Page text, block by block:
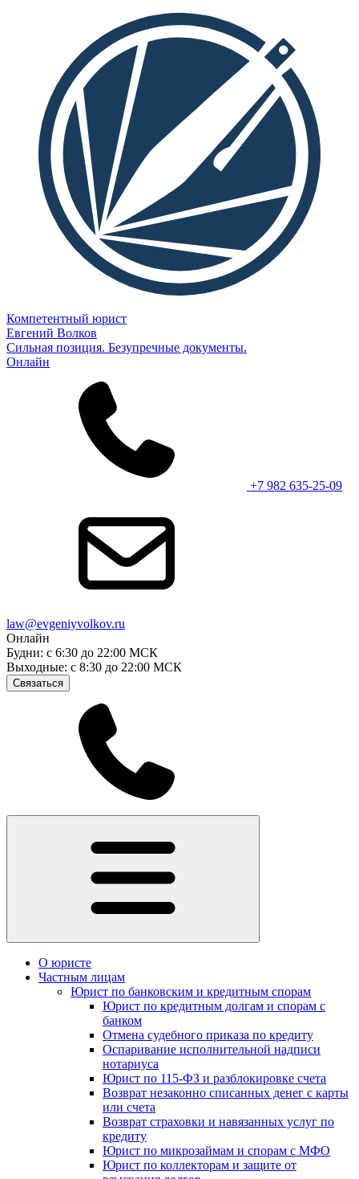
Компетентный юрист
Евгений Волков
Сильная позиция. Безупречные документы.
Онлайн
+7 982 635-25-09
law@evgeniyvolkov.ru
Онлайн
Будни: с 6:30 до 22:00 МСК
Выходные: с 8:30 до 22:00 МСК
Связаться
О юристе
Частным лицам
Юрист по банковским и кредитным спорам
Юрист по кредитным долгам и спорам с
банком
Отмена судебного приказа по кредиту
Оспаривание исполнительной надписи
нотариуса
Юрист по 115-ФЗ и разблокировке счета
Возврат незаконно списанных денег с карты
или счета
Возврат страховки и навязанных услуг по
кредиту
Юрист по микрозаймам и спорам с МФО
Юрист по коллекторам и защите от